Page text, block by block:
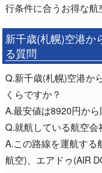
行条件に合うお得な航
新千歳(札幌)空港か
る質問
Q.新千歳(札幌)空港か
くらですか？
A.最安値は8920円から
Q.就航している航空会
A.この路線を運航する
航空)、エアドゥ(AIR